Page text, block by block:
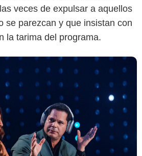
veces de expulsar a aquellos
se parezcan y que insistan con
la tarima del programa.